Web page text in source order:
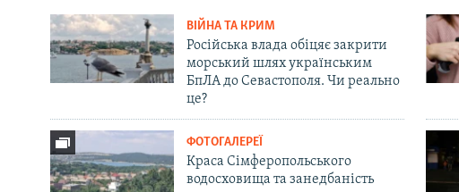
ВІЙНА ТА КРИМ
Російська влада обіцяє закрити
морський шлях українським
БпЛА до Севастополя. Чи реально
це?
ФОТОГАЛЕРЕЇ
Краса Сімферопольського
водосховища та занедбаність